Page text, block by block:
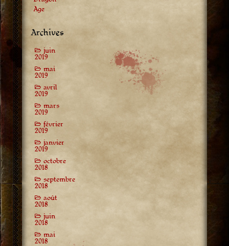
Age
Archives
juin
2019
mai
2019
avril
2019
mars
2019
février
2019
janvier
2019
octobre
2018
septembre
2018
août
2018
juin
2018
mai
2018